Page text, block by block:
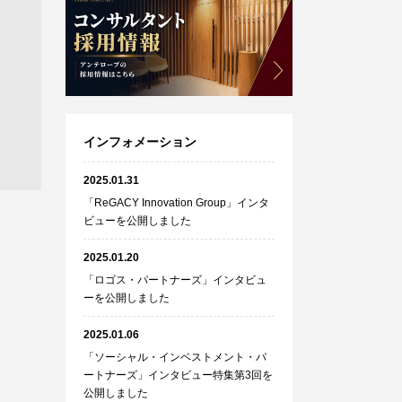
インフォメーション
2025.01.31
「ReGACY Innovation Group」インタ
ビューを公開しました
2025.01.20
「ロゴス・パートナーズ」インタビュ
ーを公開しました
2025.01.06
「ソーシャル・インベストメント・パ
ートナーズ」インタビュー特集第3回を
公開しました